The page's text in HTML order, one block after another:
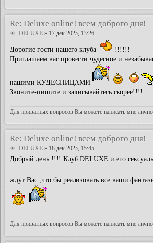
Re: Deluxe online! всем доброго дня!
DELUXE » 17 дек 2025, 13:26
Дорогие гости нашего клуба
!!!!!!
Приглашаем вас провести чудесное и
нашими КУДЕСНИЦАМИ
Звоните-пишите и записывайтесь скорее!!!!
Для приватных вопросов Вы можете написать мне
Re: Deluxe online! всем доброго дня!
DELUXE » 18 дек 2025, 15:45
Добрый день !!!! Клуб DELUXE и его
ждут Вас ,что бы реализовать все ваши
Для приватных вопросов Вы можете написать мне